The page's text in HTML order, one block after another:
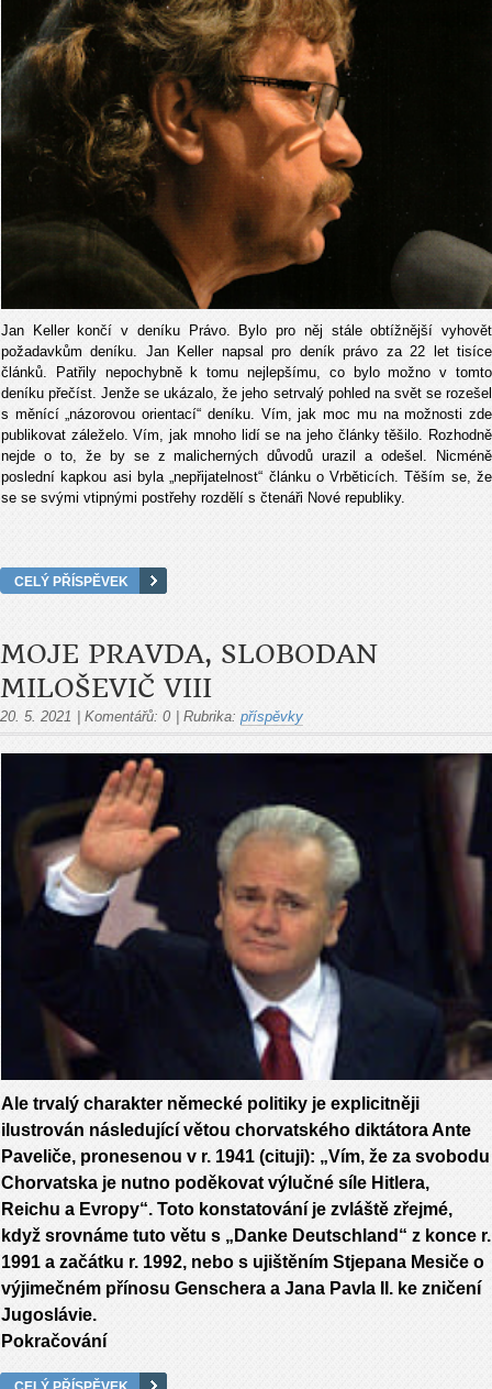
Jan Keller končí v deníku Právo. Bylo pro něj stále obtížnější vyhovět
požadavkům deníku. Jan Keller napsal pro deník právo za 22 let tisíce
článků. Patřily nepochybně k tomu nejlepšímu, co bylo možno v tomto
deníku přečíst. Jenže se ukázalo, že jeho setrvalý pohled na svět se rozešel
s měnící „názorovou orientací“ deníku. Vím, jak moc mu na možnosti zde
publikovat záleželo. Vím, jak mnoho lidí se na jeho články těšilo. Rozhodně
nejde o to, že by se z malicherných důvodů urazil a odešel. Nicméně
poslední kapkou asi byla „nepřijatelnost“ článku o Vrběticích. Těším se, že
se se svými vtipnými postřehy rozdělí s čtenáři Nové republiky.
CELÝ PŘÍSPĚVEK
MOJE PRAVDA, SLOBODAN
MILOŠEVIČ VIII
20. 5. 2021 Komentářů: 0 Rubrika: příspěvky
Ale trvalý charakter německé politiky je explicitněji
ilustrován následující větou chorvatského diktátora Ante
Paveliče, pronesenou v r. 1941 (cituji): „Vím, že za svobodu
Chorvatska je nutno poděkovat výlučné síle Hitlera,
Reichu a Evropy“. Toto konstatování je zvláště zřejmé,
když srovnáme tuto větu s „Danke Deutschland“ z konce r.
1991 a začátku r. 1992, nebo s ujištěním Stjepana Mesiče o
výjimečném přínosu Genschera a Jana Pavla II. ke zničení
Jugoslávie.
Pokračování